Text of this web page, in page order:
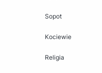
Sopot
Kociewie
Religia